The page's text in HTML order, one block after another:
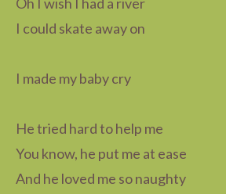
I could skate away on
I made my baby cry
He tried hard to help me
You know, he put me at ease
And he loved me so naughty